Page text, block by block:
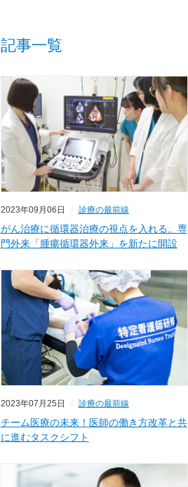
記事一覧
2023年09月06日 診療の最前線
がん治療に循環器治療の視点を入れる。専
門外来「腫瘍循環器外来」を新たに開設
2023年07月25日 診療の最前線
チーム医療の未来！医師の働き方改革と共
に進むタスクシフト